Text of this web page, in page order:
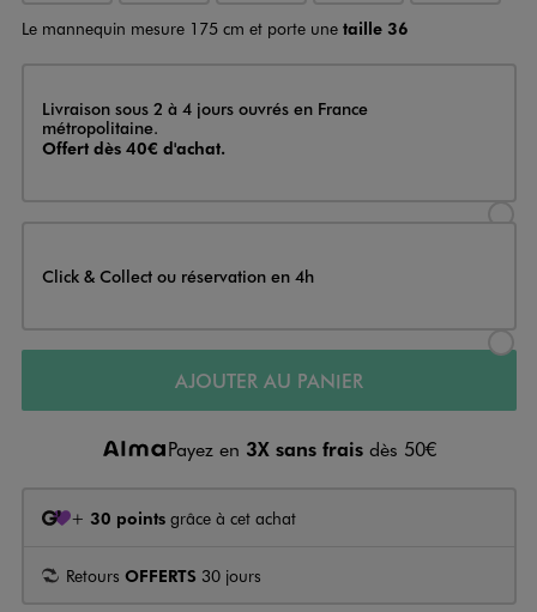
Le mannequin mesure 175 cm et porte une taille 36
Livraison
Livraison sous 2 à 4 jours ouvrés en France
métropolitaine.
Offert dès 40€ d'achat.
Click & Collect ou réservation en 4h
AJOUTER AU PANIER
Payez en 3X sans frais dès 50€
+ 30 points grâce à cet achat
Retours OFFERTS 30 jours